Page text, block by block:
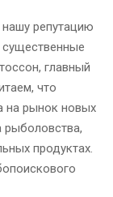
репутацию
главный
что
на рынок новых
рыболовства,
продуктах.